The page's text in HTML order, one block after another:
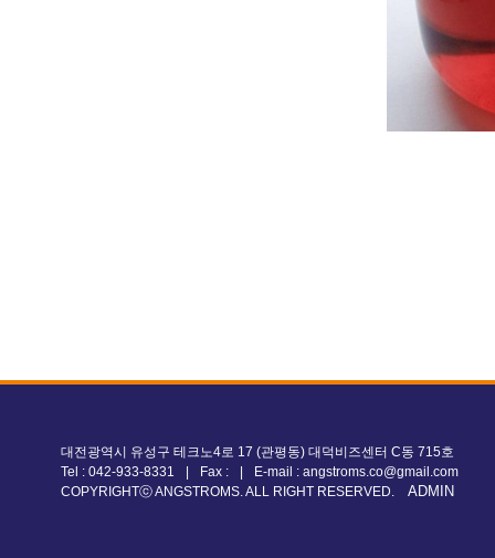
대전광역시 유성구 테크노4로 17 (관평동) 대덕비즈센터 C동 715호
Tel : 042-933-8331
Fax :
E-mail : angstroms.co@gmail.com
COPYRIGHTⓒ ANGSTROMS. ALL RIGHT RESERVED.
ADMIN